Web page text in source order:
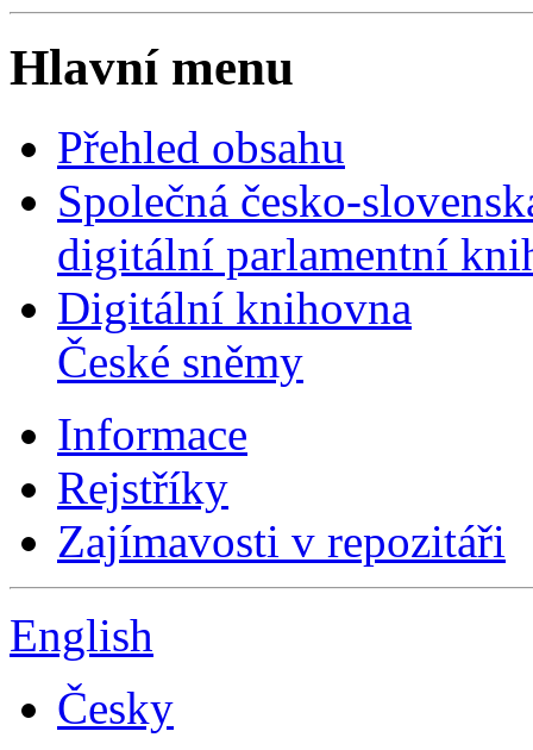
Hlavní menu
Přehled obsahu
Společná česko-
digitální parlamentní
Digitální knihovna
České sněmy
Informace
Rejstříky
Zajímavosti v repozitáři
English
Česky